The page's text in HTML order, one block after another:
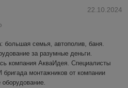
22.10.2024
большая семья, автополив, баня.
за разумные деньги.
компания АкваИдея. Специалисты
монтажников от компании